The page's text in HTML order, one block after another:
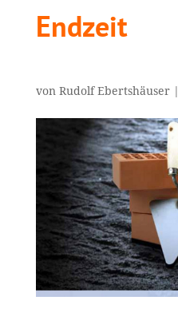
Endzeit
von Rudolf Ebertshäuser|